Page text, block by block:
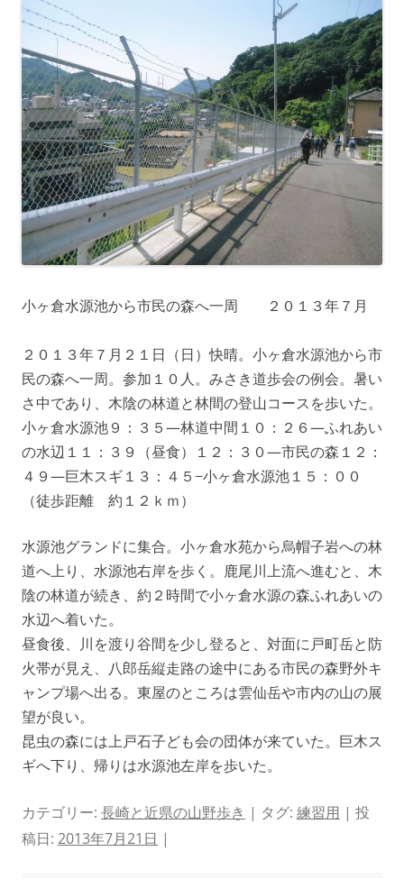
小ヶ倉水源池から市民の森へ一周 ２０１３年７月
２０１３年７月２１日（日）快晴。小ヶ倉水源池から市
民の森へ一周。参加１０人。みさき道歩会の例会。暑い
さ中であり、木陰の林道と林間の登山コースを歩いた。
小ヶ倉水源池９：３５—林道中間１０：２６—ふれあい
の水辺１１：３９（昼食）１２：３０—市民の森１２：
４９—巨木スギ１３：４５−小ヶ倉水源池１５：００
（徒歩距離 約１２ｋｍ）
水源池グランドに集合。小ヶ倉水苑から烏帽子岩への林
道へ上り、水源池右岸を歩く。鹿尾川上流へ進むと、木
陰の林道が続き、約２時間で小ヶ倉水源の森ふれあいの
水辺へ着いた。
昼食後、川を渡り谷間を少し登ると、対面に戸町岳と防
火帯が見え、八郎岳縦走路の途中にある市民の森野外キ
ャンプ場へ出る。東屋のところは雲仙岳や市内の山の展
望が良い。
昆虫の森には上戸石子ども会の団体が来ていた。巨木ス
ギへ下り、帰りは水源池左岸を歩いた。
カテゴリー: 長崎と近県の山野歩き | タグ: 練習用 | 投
稿日: 2013年7月21日 |